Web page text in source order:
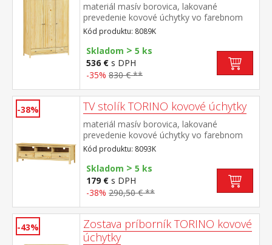
materiál masív borovica, lakované
prevedenie kovové úchytky vo farebnom
prevedení černená mosadz priestor delený
v pomere 2:1 širšia časť šatníková tyč a
polica, užšia časť 3 police v spodnej časti 2
zásuvky s kovovými pojazdmi odporúčaný
nadstavec 8189K
Kód produktu: 8089K
Skladom > 5 ks
536 € s DPH
-35% 830 € **
-38% TV stolík TORINO kovové úchytky
materiál masív borovica, lakované
prevedenie kovové úchytky vo farebnom
prevedení černená
mosadz 3 zásuvky s kovovými pojazdmi
Kód produktu: 8093K
Skladom > 5 ks
179 € s DPH
-38% 290,50 € **
-43%
Zostava príborník TORINO kovové
úchytky